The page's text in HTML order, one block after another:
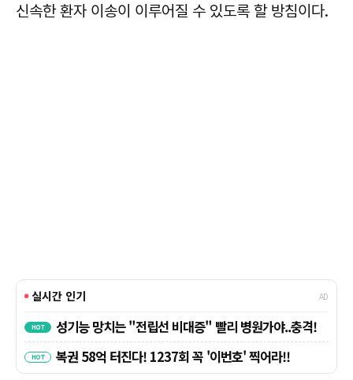
신속한 환자 이송이 이루어질 수 있도록 할 방침이다.